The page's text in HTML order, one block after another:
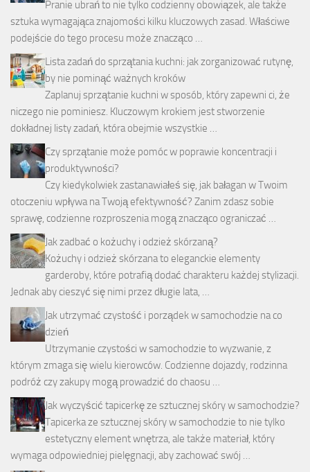
Pranie ubrań to nie tylko codzienny obowiązek, ale także
sztuka wymagająca znajomości kilku kluczowych zasad. Właściwe
podejście do tego procesu może znacząco …
Lista zadań do sprzątania kuchni: jak zorganizować rutynę,
by nie pominąć ważnych kroków
Zaplanuj sprzątanie kuchni w sposób, który zapewni ci, że
niczego nie pominiesz. Kluczowym krokiem jest stworzenie
dokładnej listy zadań, która obejmie wszystkie …
Czy sprzątanie może pomóc w poprawie koncentracji i
produktywności?
Czy kiedykolwiek zastanawiałeś się, jak bałagan w Twoim
otoczeniu wpływa na Twoją efektywność? Zanim zdasz sobie
sprawę, codzienne rozproszenia mogą znacząco ograniczać …
Jak zadbać o kożuchy i odzież skórzaną?
Kożuchy i odzież skórzana to eleganckie elementy
garderoby, które potrafią dodać charakteru każdej stylizacji.
Jednak aby cieszyć się nimi przez długie lata, …
Jak utrzymać czystość i porządek w samochodzie na co
dzień
Utrzymanie czystości w samochodzie to wyzwanie, z
którym zmaga się wielu kierowców. Codzienne dojazdy, rodzinna
podróż czy zakupy mogą prowadzić do chaosu …
Jak wyczyścić tapicerkę ze sztucznej skóry w samochodzie?
Tapicerka ze sztucznej skóry w samochodzie to nie tylko
estetyczny element wnętrza, ale także materiał, który
wymaga odpowiedniej pielęgnacji, aby zachować swój …